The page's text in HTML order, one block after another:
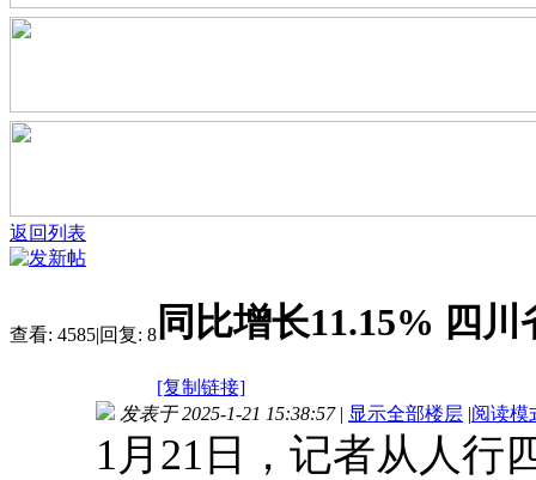
返回列表
查看: 4585|回复: 8 同比增长11.15% 四
[复制链接]
发表于 2025-1-21 15:38:57 | 显示全部楼层 |阅读模
1月21日，记者从人行